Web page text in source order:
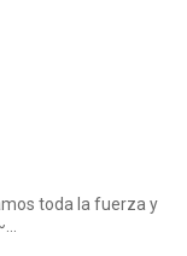
toda la fuerza y